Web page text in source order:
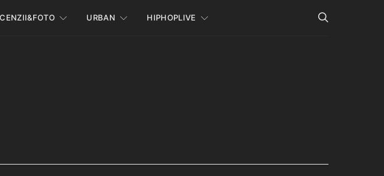
URBAN HIPHOPLIVE